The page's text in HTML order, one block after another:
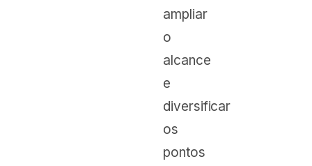
ampliar
o
alcance
e
diversificar
os
pontos